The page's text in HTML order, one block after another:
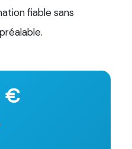
fiable sans
€